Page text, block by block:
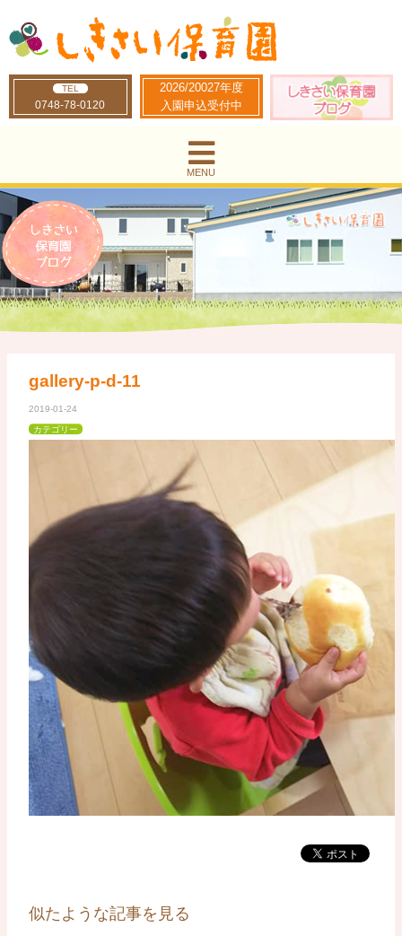
2026/20027年度
入園申込受付中
TEL
0748-78-0120
MENU
gallery-p-d-11
2019-01-24
カテゴリー
似たような記事を見る